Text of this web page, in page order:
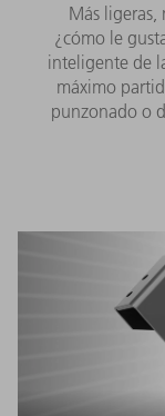
Más ligeras,
¿cómo le
inteligente de
máximo
punzonado o